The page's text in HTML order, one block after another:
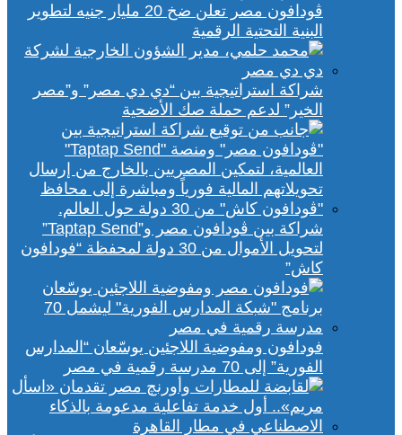
ڤودافون مصر تعلن ضخ 20 مليار جنيه لتطوير
البنية التحتية الرقمية
شراكة استراتيجية بين “دي دي مصر” و”مصر
الخير” لدعم حملة صك الأضحية
شراكة بين ڤودافون مصر و”Taptap Send”
لتحويل الأموال من 30 دولة لمحفظة “فودافون
كاش”
فودافون ومفوضية اللاجئين يوسّعان “المدارس
الفورية” إلى 70 مدرسة رقمية في مصر